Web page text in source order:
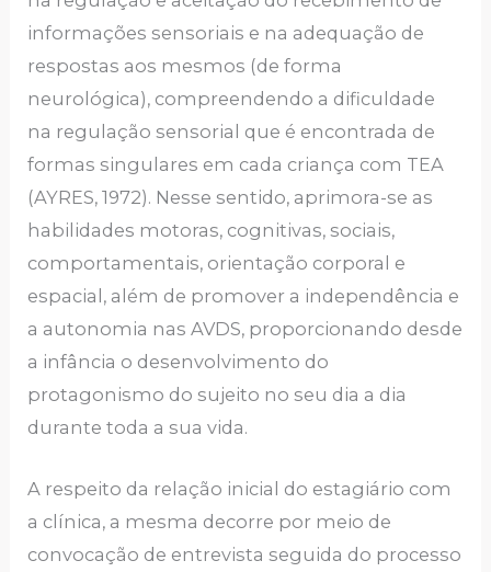
informações sensoriais e na adequação de
respostas aos mesmos (de forma
neurológica), compreendendo a dificuldade
na regulação sensorial que é encontrada de
formas singulares em cada criança com TEA
(AYRES, 1972). Nesse sentido, aprimora-se as
habilidades motoras, cognitivas, sociais,
comportamentais, orientação corporal e
espacial, além de promover a independência e
a autonomia nas AVDS, proporcionando desde
a infância o desenvolvimento do
protagonismo do sujeito no seu dia a dia
durante toda a sua vida.
A respeito da relação inicial do estagiário com
a clínica, a mesma decorre por meio de
convocação de entrevista seguida do processo